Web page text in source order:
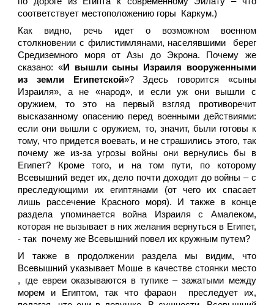
соответствует местоположению горы Каркум.)
Как видно, речь идет о возможном военном
столкновении с филистимлянами, населявшими берег
Средиземного моря от Азы до Экрона. Почему же
сказано: «И вышли сыны Израиля вооруженными
из земли Египетской»? Здесь говорится «сыны
Израиля», а не «народ», и если уж они вышли с
оружием, то это на первый взгляд противоречит
высказанному опасению перед военными действиями:
если они вышли с оружием, то, значит, были готовы к
тому, что придется воевать, и не страшились этого, так
почему же из-за угрозы войны они вернулись бы в
Египет? Кроме того, и на том пути, по которому
Всевышний ведет их, дело почти доходит до войны – с
преследующими их египтянами (от чего их спасает
лишь рассечение Красного моря). И также в конце
раздела упоминается война Израиля с Амалеком,
которая не вызывает в них желания вернуться в Египет,
- так почему же Всевышний повел их кружным путем?
И также в продолжении раздела мы видим, что
Всевышний указывает Моше в качестве стоянки место
, где евреи оказываются в тупике – зажатыми между
морем и Египтом, так что фараон преследует их,